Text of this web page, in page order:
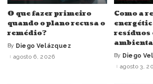
O que fazer primeiro
quando o plano recusa o
remédio?
Posted
by
By Diego Velázquez
agosto 6, 2026
Como a
resíduos
Posted
by
By Diego
agosto 3,